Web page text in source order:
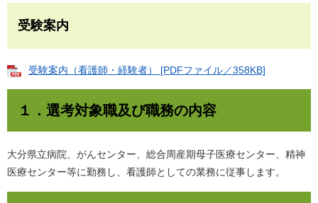
受験案内
受験案内（看護師・経験者） [PDFファイル／358KB]
１．選考対象職及び職務の内容
大分県立病院、がんセンター、総合周産期母子医療センター、精神
医療センター等に勤務し、看護師としての業務に従事します。